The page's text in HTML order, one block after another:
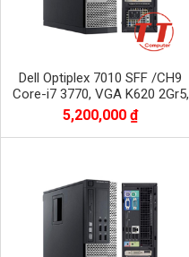
Dell Optiplex 7010 SFF /CH9
Core-i7 3770, VGA K620 2Gr5,
SSD 512G, Dram3 16Gb
5,200,000 ₫